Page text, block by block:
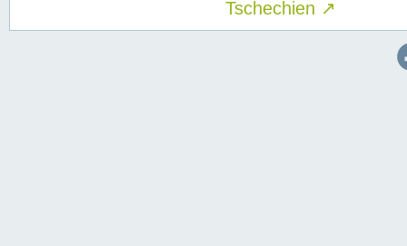
Tschechien ↗